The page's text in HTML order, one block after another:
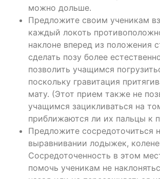
можно дольше.
Предложите своим ученикам
каждый локоть
наклоне вперед из положения
сделать позу более
позволить учащимся
поскольку гравитация
мату. (Этот прием также не
учащимся зацикливаться на
приближаются ли их пальцы к
Предложите сосредоточиться
выравнивании лодыжек,
Сосредоточенность в этом
помочь ученикам не